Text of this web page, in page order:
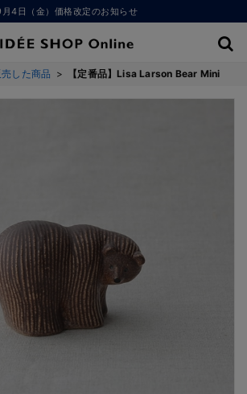
4日（金）価格改定のお知らせ
した商品 > 【定番品】Lisa Larson Bear Mini